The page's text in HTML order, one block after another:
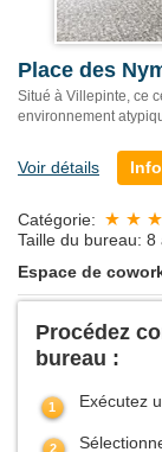
Place des
Situé à Villepinte, ce
environnement
Voir détails
Catégorie:
Taille du bureau: 8
Espace de
Procédez
bureau :
Exécutez